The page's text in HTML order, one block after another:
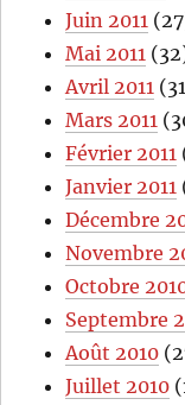
Juin 2011
Mai 2011
Avril 2011
Mars 2011
Février 2011
Janvier 2011
Décembre
Novembre
Octobre
Septembre
Août 2010
Juillet 2010